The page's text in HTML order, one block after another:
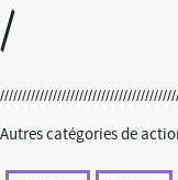
/
Autres catégories de